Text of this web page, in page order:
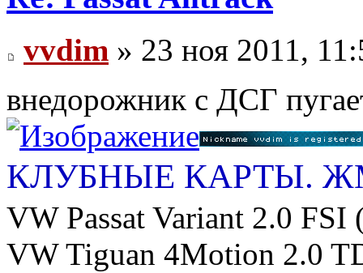
vvdim » 23 ноя 2011,
внедорожник с ДСГ
КЛУБНЫЕ КАРТЫ.
VW Passat Variant 2.0
VW Tiguan 4Motion 2.0